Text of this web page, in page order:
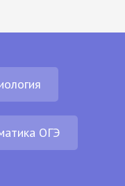
ОГЭ